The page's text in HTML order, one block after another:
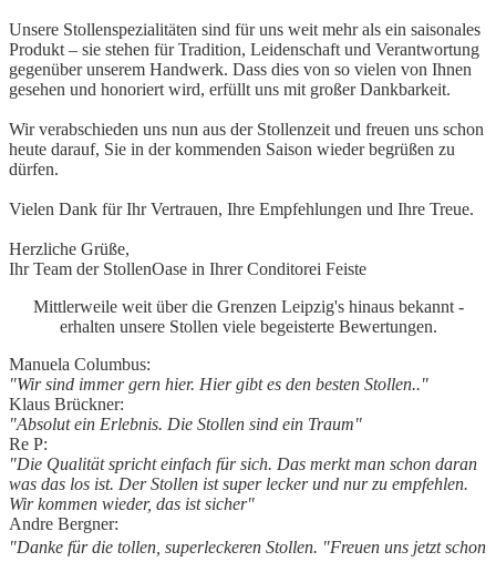
Unsere Stollenspezialitäten sind für uns weit mehr als ein saisonales
Produkt – sie stehen für Tradition, Leidenschaft und Verantwortung
gegenüber unserem Handwerk. Dass dies von so vielen von Ihnen
gesehen und honoriert wird, erfüllt uns mit großer Dankbarkeit.
Wir verabschieden uns nun aus der Stollenzeit und freuen uns schon
heute darauf, Sie in der kommenden Saison wieder begrüßen zu
dürfen.
Vielen Dank für Ihr Vertrauen, Ihre Empfehlungen und Ihre Treue.
Herzliche Grüße,
Ihr Team der StollenOase in Ihrer Conditorei Feiste
Mittlerweile weit über die Grenzen Leipzig's hinaus bekannt -
erhalten unsere Stollen viele begeisterte Bewertungen.
Manuela Columbus:
"Wir sind immer gern hier. Hier gibt es den besten Stollen.."
Klaus Brückner:
"Absolut ein Erlebnis. Die Stollen sind ein Traum"
Re P:
"Die Qualität spricht einfach für sich. Das merkt man schon daran
was das los ist. Der Stollen ist super lecker und nur zu empfehlen.
Wir kommen wieder, das ist sicher"
Andre Bergner:
"Danke für die tollen, superleckeren Stollen. "Freuen uns jetzt schon